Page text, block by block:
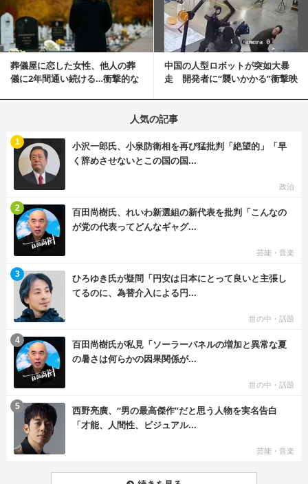
葬儀屋に恋した女性、他人の葬
儀に2年間通い続ける…衝撃的な
中国の人型ロボットが突如大暴
走 開発者に“襲いかかる”衝撃映
人気の記事
小沢一郎氏、小泉防衛相を再び猛批判「絶望的」「早
く辞めさせないとこの国の国...
政治
1
百田尚樹氏、れいわ新選組の新代表を批判「こんなの
が党の代表ってどんなギャグ...
芸能・音楽
2
ひろゆき氏が疑問「円安は日本にとって良いと主張し
てるのに、為替介入による円...
世の中・話題
3
百田尚樹氏が私見「ソーラーパネルの増加と異常な夏
の暑さは何らかの因果関係が...
世の中・話題
4
西野亮廣、“男の最高傑作”だと思う人物を実名告白
「才能、人間性、ビジュアル...
芸能・音楽
5